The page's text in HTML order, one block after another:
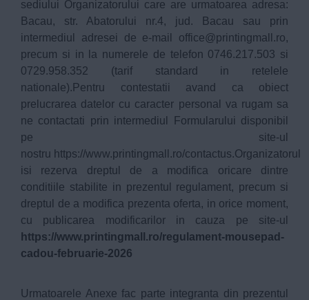
sediului Organizatorului care are urmatoarea adresa:
Bacau, str. Abatorului nr.4, jud. Bacau sau prin
intermediul adresei de e-mail office@printingmall.ro,
precum si in la numerele de telefon 0746.217.503 si
0729.958.352 (tarif standard in retelele
nationale).Pentru contestatii avand ca obiect
prelucrarea datelor cu caracter personal va rugam sa
ne contactati prin intermediul Formularului disponibil
pe site-ul
nostru https://www.printingmall.ro/contactus.Organizatorul
isi rezerva dreptul de a modifica oricare dintre
conditiile stabilite in prezentul regulament, precum si
dreptul de a modifica prezenta oferta, in orice moment,
cu publicarea modificarilor in cauza pe site-ul
https://www.printingmall.ro/regulament-mousepad-
cadou-februarie-2026
Urmatoarele Anexe fac parte integranta din prezentul